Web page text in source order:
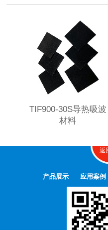
TIF900-30S导热吸波
材料
返
产品展示 应用案例